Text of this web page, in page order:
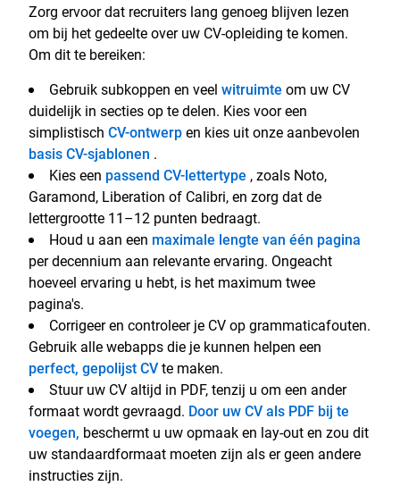
Zorg ervoor dat recruiters lang genoeg blijven lezen
om bij het gedeelte over uw CV-opleiding te komen.
Om dit te bereiken:
Gebruik subkoppen en veel witruimte om uw CV
duidelijk in secties op te delen. Kies voor een
simplistisch CV-ontwerpen kies uit onze aanbevolen
basis CV-sjablonen .
Kies een passend CV-lettertype , zoals Noto,
Garamond, Liberation of Calibri, en zorg dat de
lettergrootte 11–12 punten bedraagt.
Houd u aan een maximale lengte van één pagina
per decennium aan relevante ervaring. Ongeacht
hoeveel ervaring u hebt, is het maximum twee
pagina's.
Corrigeer en controleer je CV op grammaticafouten.
Gebruik alle webapps die je kunnen helpen een
perfect, gepolijst CVte maken.
Stuur uw CV altijd in PDF, tenzij u om een ander
formaat wordt gevraagd. Door uw CV als PDF bij te
voegen, beschermt u uw opmaak en lay-out en zou dit
uw standaardformaat moeten zijn als er geen andere
instructies zijn.